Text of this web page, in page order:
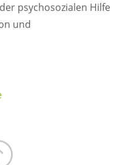
psychosozialen Hilfe
und